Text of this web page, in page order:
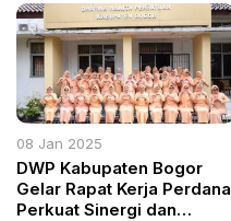
08 Jan 2025
DWP Kabupaten Bogor
Gelar Rapat Kerja Perdana
Perkuat Sinergi dan